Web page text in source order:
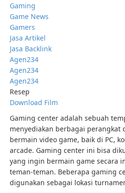
Gaming
Game News
Gamers
Jasa Artikel
Jasa Backlink
Agen234
Agen234
Agen234
Resep
Download Film
Gaming center adalah sebuah
menyediakan berbagai perangkat
bermain video game, baik di PC,
arcade. Gaming center ini bisa
yang ingin bermain game secara
teman-teman. Beberapa gaming
digunakan sebagai lokasi